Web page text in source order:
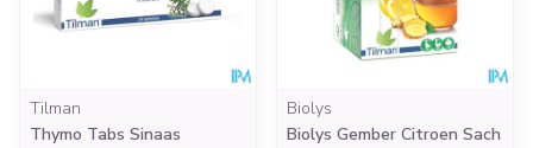
Tilman
Thymo Tabs Sinaas
Biolys
Biolys Gember Citroen Sach